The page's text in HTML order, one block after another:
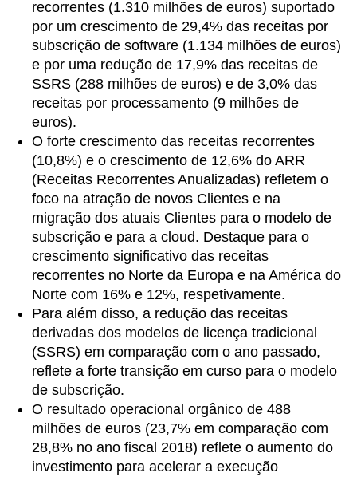
recorrentes (1.310 milhões de euros) suportado
por um crescimento de 29,4% das receitas por
subscrição de software (1.134 milhões de euros)
e por uma redução de 17,9% das receitas de
SSRS (288 milhões de euros) e de 3,0% das
receitas por processamento (9 milhões de
euros).
O forte crescimento das receitas recorrentes
(10,8%) e o crescimento de 12,6% do ARR
(Receitas Recorrentes Anualizadas) refletem o
foco na atração de novos Clientes e na
migração dos atuais Clientes para o modelo de
subscrição e para a cloud. Destaque para o
crescimento significativo das receitas
recorrentes no Norte da Europa e na América do
Norte com 16% e 12%, respetivamente.
Para além disso, a redução das receitas
derivadas dos modelos de licença tradicional
(SSRS) em comparação com o ano passado,
reflete a forte transição em curso para o modelo
de subscrição.
O resultado operacional orgânico de 488
milhões de euros (23,7% em comparação com
28,8% no ano fiscal 2018) reflete o aumento do
investimento para acelerar a execução